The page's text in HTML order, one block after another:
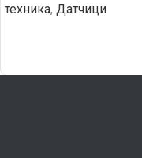
техника, Датчици